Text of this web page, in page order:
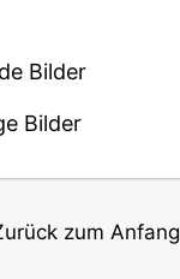
Bilder
Bilder
zum Anfang